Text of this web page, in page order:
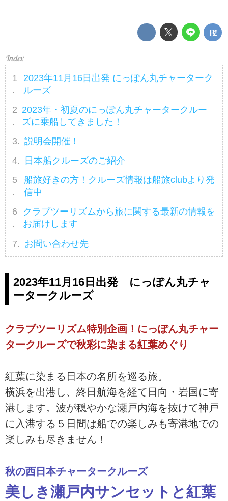
2023年11月16日出発 にっぽん丸チャーターク
ルーズ
2023年・初夏のにっぽん丸チャータークルー
ズに乗船してきました！
説明会開催！
日本船クルーズのご紹介
船旅好きの方！クルーズ情報は船旅clubより発
信中
クラブツーリズムから旅に関する最新の情報を
お届けします
お問い合わせ先
2023年11月16日出発 にっぽん丸チャ
ータークルーズ
クラブツーリズム特別企画！にっぽん丸チャー
タークルーズで秋彩に染まる紅葉めぐり
紅葉に染まる日本の名所を巡る旅。
横浜を出港し、終日航海を経て日向・岩国に寄
港します。波が穏やかな瀬戸内海を抜けて神戸
に入港する５日間は船での楽しみも寄港地での
楽しみも尽きません！
秋の西日本チャータークルーズ
美しき瀬戸内サンセットと紅葉